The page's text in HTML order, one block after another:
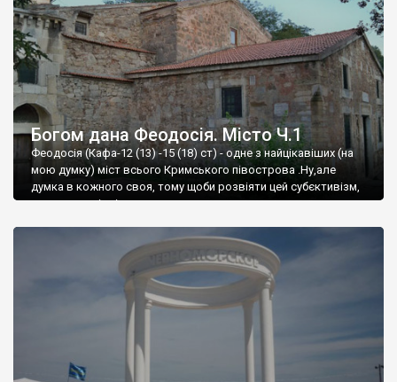
Богом дана Феодосія. Місто Ч.1
Феодосія (Кафа-12 (13) -15 (18) ст) - одне з найцікавіших (на
мою думку) міст всього Кримського півострова .Ну,але
думка в кожного своя, тому щоби розвіяти цей субєктивізм,
запрошую відвідати це